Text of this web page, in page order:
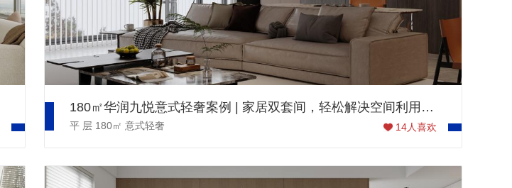
180㎡华润九悦意式轻奢案例 | 家居双套间，轻松解决空间利用问题
平 层 180㎡ 意式轻奢 14人喜欢